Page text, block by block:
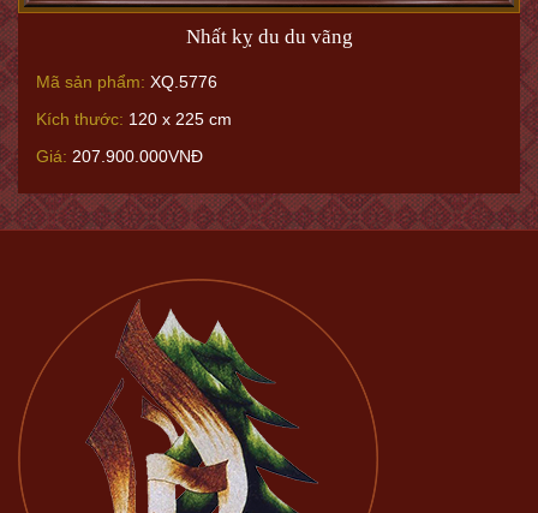
Nhất kỵ du du vãng
Mã sản phẩm: XQ.5776
Kích thước: 120 x 225 cm
Giá: 207.900.000VNĐ